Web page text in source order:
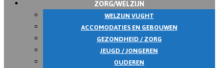
ZORG/WELZIJN
WELZIJN VUGHT
ACCOMODATIES EN GEBOUWEN
GEZONDHEID / ZORG
JEUGD / JONGEREN
OUDEREN